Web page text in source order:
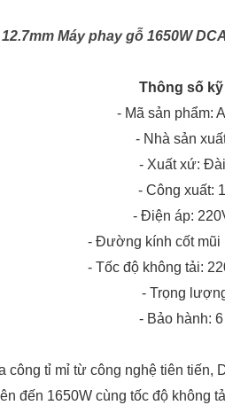
12.7mm Máy phay gỗ 1650W
Thông số
- Mã sản phẩm:
- Nhà sản
- Xuất xứ:
- Công xuất:
- Điện áp:
- Đường kính cốt mũi
- Tốc độ không tải:
- Trọng
- Bảo hành:
công tỉ mỉ từ công nghệ tiên tiến,
đến 1650W cùng tốc độ không